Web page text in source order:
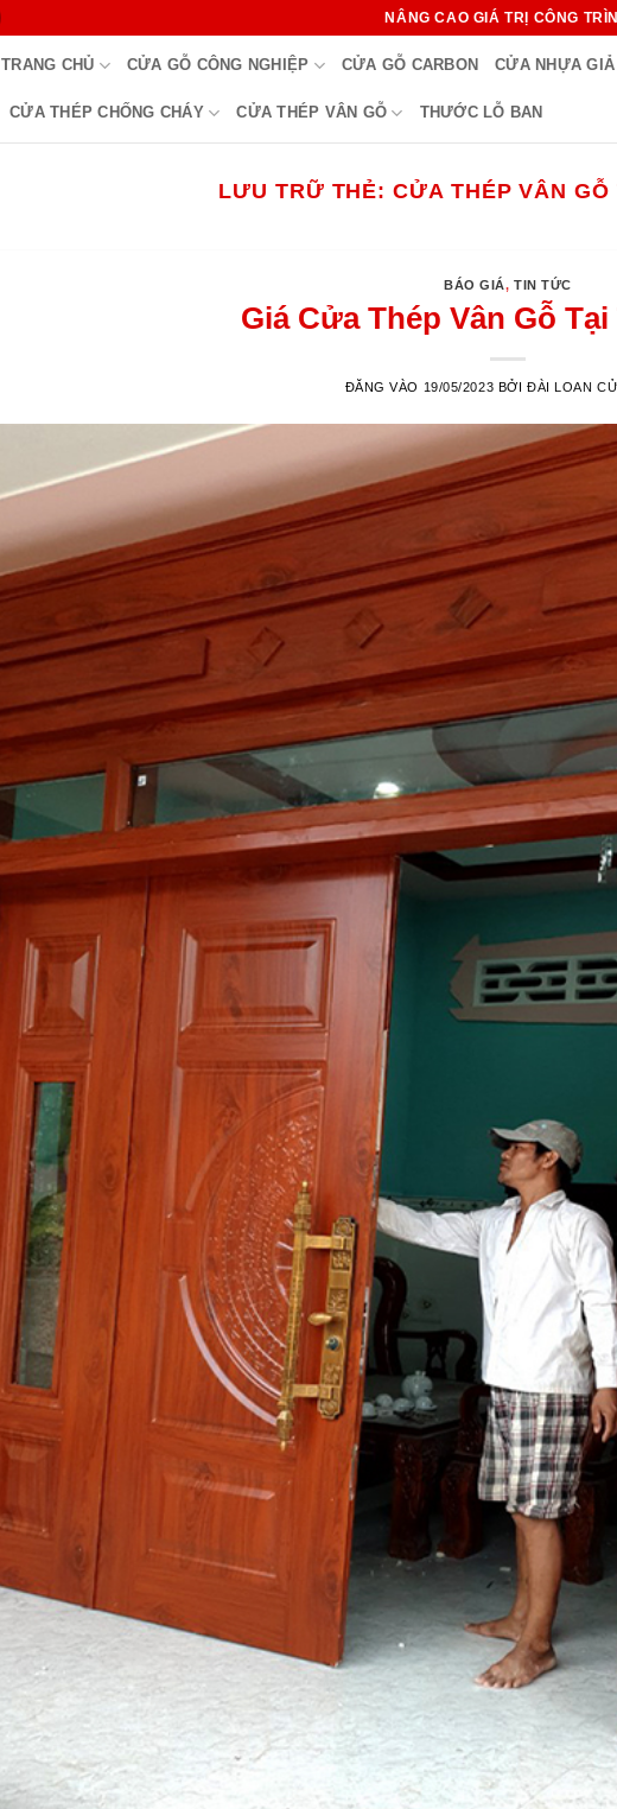
NÂNG CAO GIÁ TRỊ CÔNG
TRANG CHỦ CỬA GỖ CÔNG NGHIỆP CỬA GỖ CARBON CỬA NHỰA
CỬA THÉP CHỐNG CHÁY CỬA THÉP VÂN GỖ THƯỚC LỖ BAN
LƯU TRỮ THẺ:CỬA THÉP VÂN
BÁO GIÁ,TIN TỨC
Giá Cửa Thép Vân Gỗ
ĐĂNG VÀO 19/05/2023 BỞI ĐÀI LOAN